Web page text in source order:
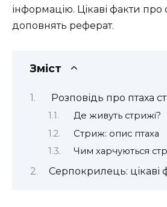
інформацію. Цікаві факти
доповнять реферат.
Зміст
Розповідь про птаха
Де живуть стрижі?
Стриж: опис птаха
Чим харчуються
Серпокрилець: цікаві